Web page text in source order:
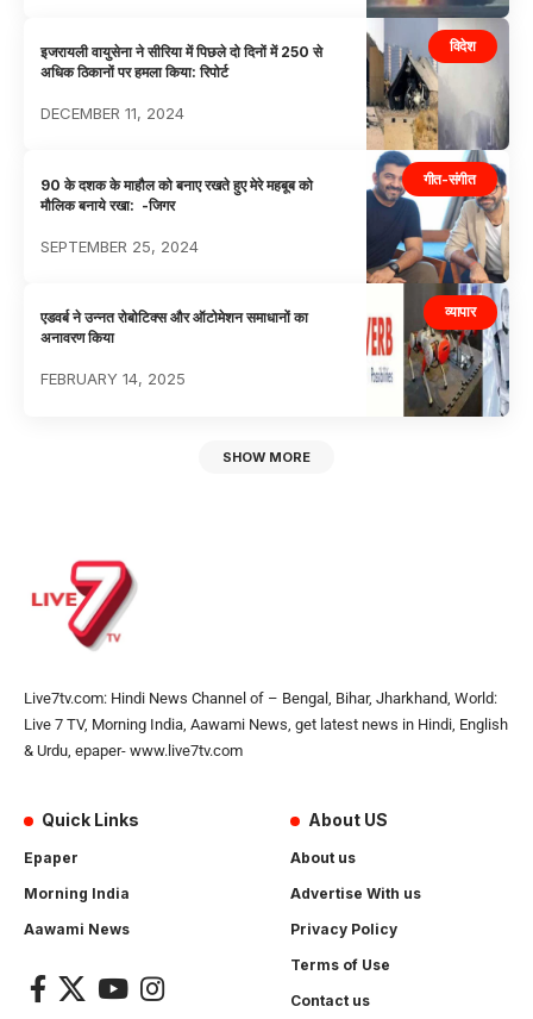
विदेश
इजरायली वायुसेना ने सीरिया में पिछले दो दिनों में 250 से
अधिक ठिकानों पर हमला किया: रिपोर्ट
DECEMBER 11, 2024
गीत-संगीत
90 के दशक के माहौल को बनाए रखते हुए मेरे महबूब को
मौलिक बनाये रखा: -जिगर
SEPTEMBER 25, 2024
व्यापार
एडवर्ब ने उन्नत रोबोटिक्स और ऑटोमेशन समाधानों का
अनावरण किया
FEBRUARY 14, 2025
SHOW MORE
Live7tv.com: Hindi News Channel of – Bengal, Bihar, Jharkhand, World:
Live 7 TV, Morning India, Aawami News, get latest news in Hindi, English
& Urdu, epaper- www.live7tv.com
Quick Links
Epaper
Morning India
Aawami News
About US
About us
Advertise With us
Privacy Policy
Terms of Use
Contact us